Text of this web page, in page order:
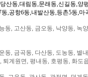
산동,대림동,문래동,신길동,양
동,공항6동,내발산동,등촌5동,
동, 고산동, 금오동, 낙양동, 녹
동, 금곡동, 다산동, 도농동, 별
퇴계원면, 평내동, 호평동, 화도